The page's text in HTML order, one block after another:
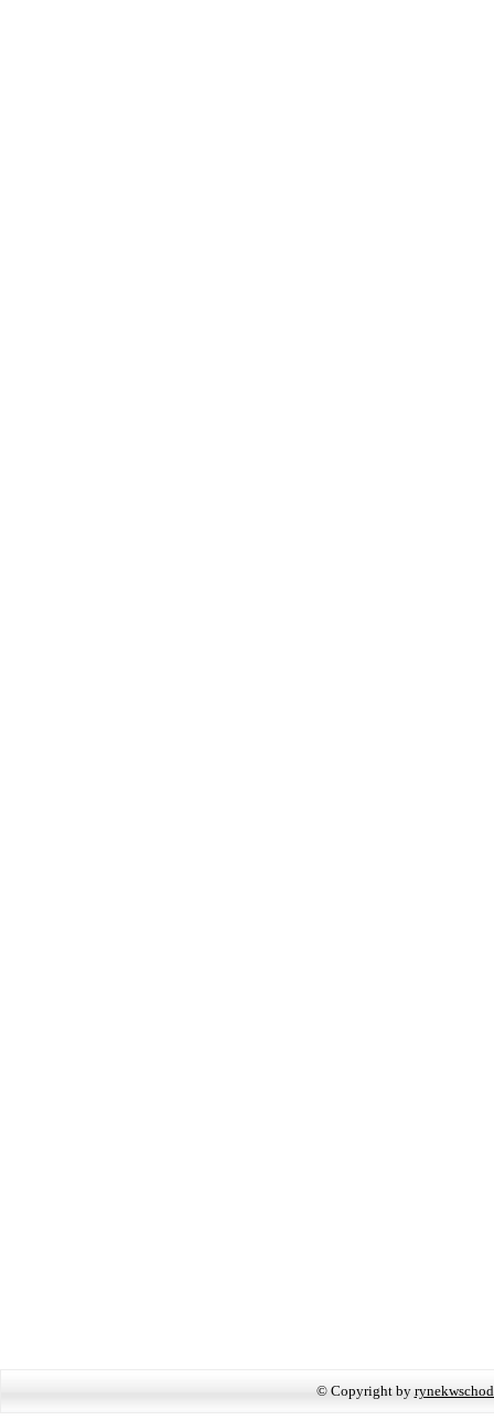
© Copyright by